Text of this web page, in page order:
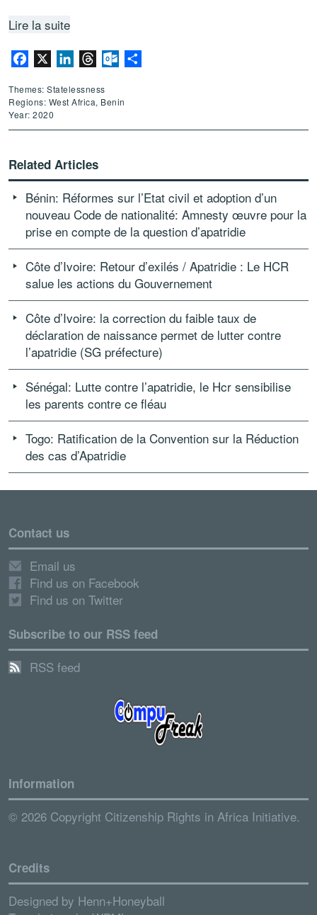
Lire la suite
Facebook LinkedInThreadsOutlook.com
Themes: Statelessness
Regions: West Africa, Benin
Year: 2020
Related Articles
Bénin: Réformes sur l’Etat civil et adoption d’un
nouveau Code de nationalité: Amnesty œuvre pour la
prise en compte de la question d’apatridie
Côte d’Ivoire: Retour d’exilés / Apatridie : Le HCR
salue les actions du Gouvernement
Côte d’Ivoire: la correction du faible taux de
déclaration de naissance permet de lutter contre
l’apatridie (SG préfecture)
Sénégal: Lutte contre l’apatridie, le Hcr sensibilise
les parents contre ce fléau
Togo: Ratification de la Convention sur la Réduction
des cas d’Apatridie
Contact us
Email us
Find us on Facebook
Find us on Twitter
Subscribe to our RSS feed
RSS feed
Information
© 2026 Copyright Citizenship Rights in Africa Initiative.
Credits
Designed by Henn+Honeyball